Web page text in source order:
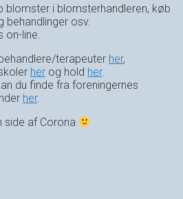
blomster i blomsterhandleren, køb
behandlinger osv.
line.
terapeuter her,
her og hold her.
du finde fra foreningernes
her.
side af Corona